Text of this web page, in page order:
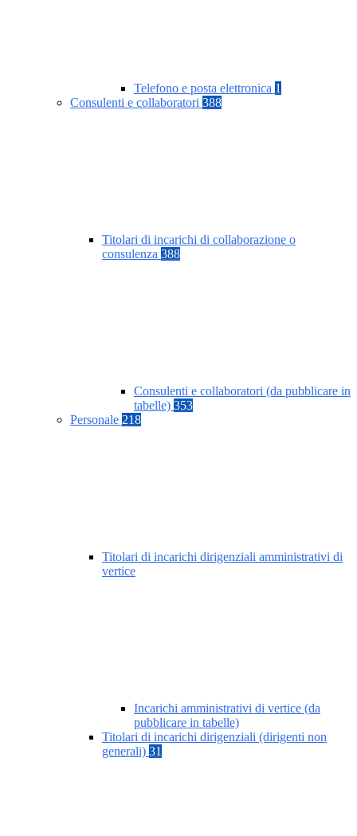
Telefono e posta elettronica 1
Consulenti e collaboratori 388
Titolari di incarichi di collaborazione o
consulenza 388
Consulenti e collaboratori (da pubblicare in
tabelle) 353
Personale 218
Titolari di incarichi dirigenziali amministrativi di
vertice
Incarichi amministrativi di vertice (da
pubblicare in tabelle)
Titolari di incarichi dirigenziali (dirigenti non
generali) 31